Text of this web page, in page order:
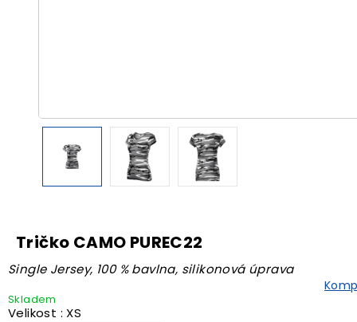
Tričko CAMO PUREC22
Single Jersey, 100 % bavlna, silikonová úprava
Skladem
Velikost : XS